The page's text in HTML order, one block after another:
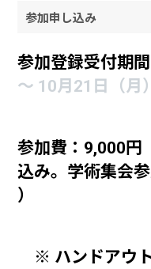
参加申し込み
参加登録受付期間
～ 10月21日（月
参加費：9,000円
込み。学術集会
）
※ ハンドアウ